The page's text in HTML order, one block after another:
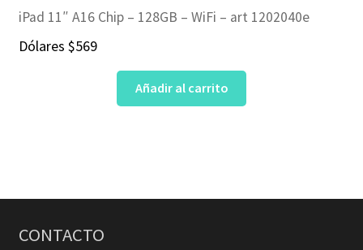
iPad 11″ A16 Chip – 128GB – WiFi – art 1202040e
Dólares $569
Añadir al carrito
CONTACTO